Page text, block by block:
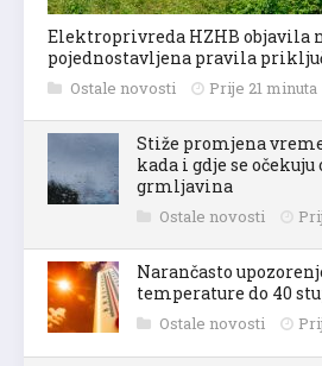
Elektroprivreda HZHB objavila
pojednostavljena pravila
Ostale novosti Prije 21 minuta
Stiže promjena
kada i gdje se
grmljavina
Ostale novosti
Narančasto
temperature do 40
Ostale novosti